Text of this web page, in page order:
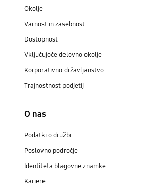
Okolje
Varnost in zasebnost
Dostopnost
Vključujoče delovno okolje
Korporativno državljanstvo
Trajnostnost podjetij
O nas
Podatki o družbi
Poslovno področje
Identiteta blagovne znamke
Kariere